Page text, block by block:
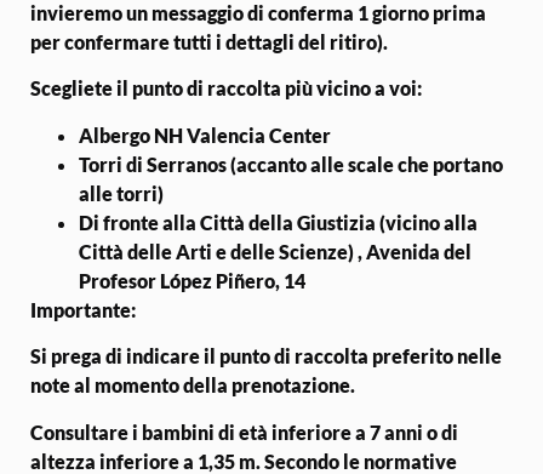
invieremo un messaggio di conferma 1 giorno prima
per confermare tutti i dettagli del ritiro).
Scegliete il punto di raccolta più vicino a voi:
Albergo NH Valencia Center
Torri di Serranos (accanto alle scale che portano
alle torri)
Di fronte alla Città della Giustizia (vicino alla
Città delle Arti e delle Scienze) , Avenida del
Profesor López Piñero, 14
Importante:
Si prega di indicare il punto di raccolta preferito nelle
note al momento della prenotazione.
Consultare i bambini di età inferiore a 7 anni o di
altezza inferiore a 1,35 m. Secondo le normative